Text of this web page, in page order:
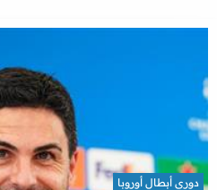
دوري أبطال أوروبا